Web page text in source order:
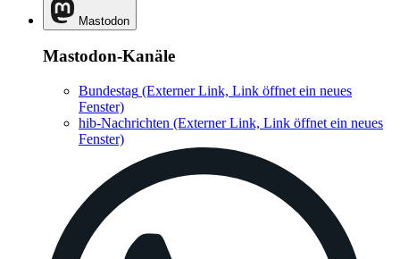
Mastodon
Mastodon-Kanäle
Bundestag (Externer Link, Link öffnet ein neues
Fenster)
hib-Nachrichten (Externer Link, Link öffnet ein neues
Fenster)